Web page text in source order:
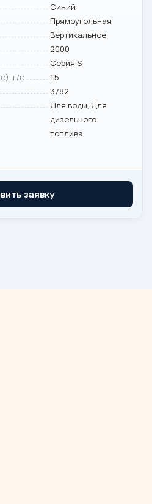
Синий
Прямоугольная
Вертикальное
2000
Серия S
г/с
1.5
3782
Для воды, Для
дизельного
топлива
заявку